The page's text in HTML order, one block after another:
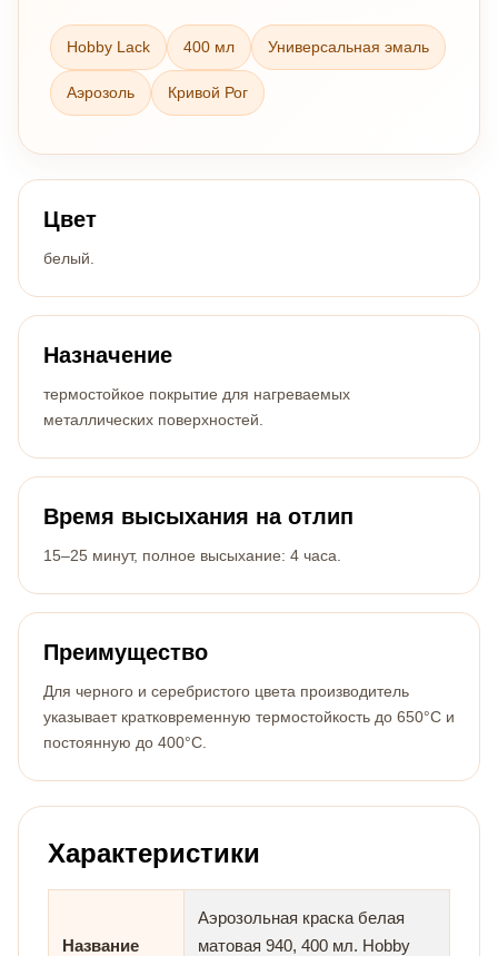
Hobby Lack 400 мл Универсальная эмаль
Аэрозоль Кривой Рог
Цвет
белый.
Назначение
термостойкое покрытие для нагреваемых
металлических поверхностей.
Время высыхания на отлип
15–25 минут, полное высыхание: 4 часа.
Преимущество
Для черного и серебристого цвета производитель
указывает кратковременную термостойкость до 650°C и
постоянную до 400°C.
Характеристики
Название
Аэрозольная краска белая
матовая 940, 400 мл. Hobby